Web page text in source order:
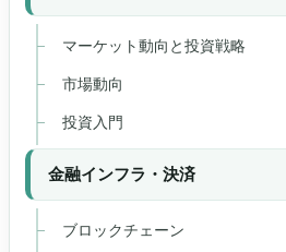
マーケット動向と投資戦略
市場動向
投資入門
金融インフラ・決済
ブロックチェーン